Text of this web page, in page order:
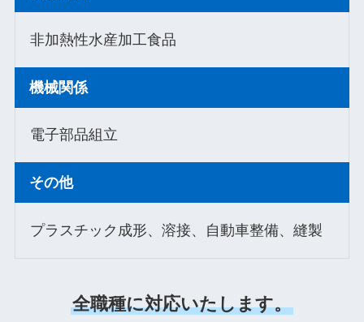
非加熱性水産加工食品
機械関係
電子部品組立
その他
プラスチック成形、溶接、自動車整備、縫製
全職種に対応いたします。